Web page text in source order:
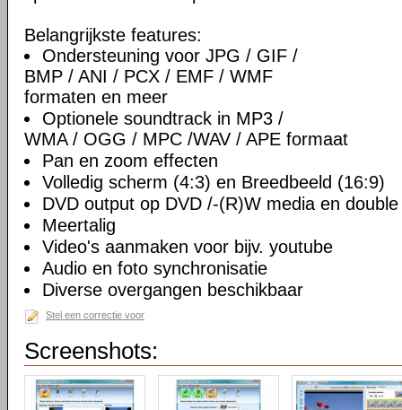
Belangrijkste features:
Ondersteuning voor JPG / GIF /
BMP / ANI / PCX / EMF / WMF
formaten en meer
Optionele soundtrack in MP3 /
WMA / OGG / MPC /WAV / APE formaat
Pan en zoom effecten
Volledig scherm (4:3) en Breedbeeld (16:9)
DVD output op DVD /-(R)W media en
Meertalig
Video's aanmaken voor bijv. youtube
Audio en foto synchronisatie
Diverse overgangen beschikbaar
Stel een correctie voor
Screenshots: